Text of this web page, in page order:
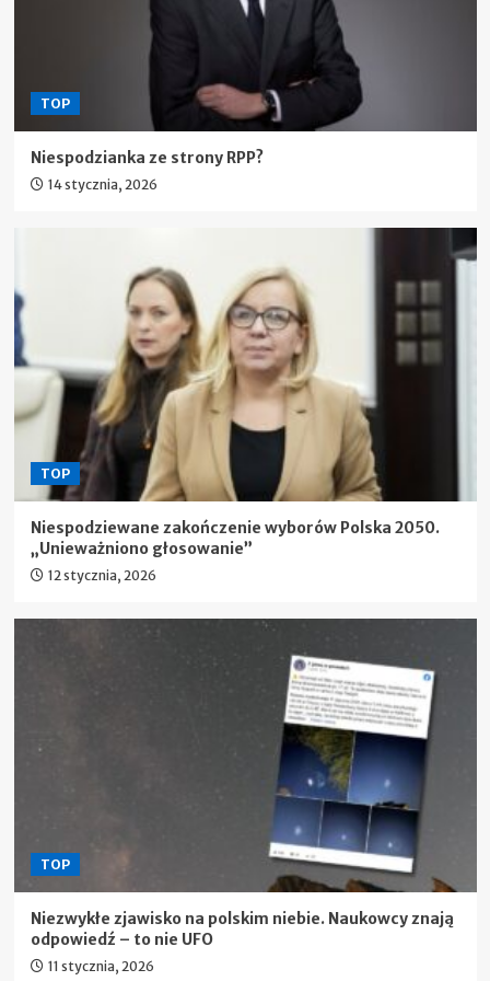
TOP
Niespodzianka ze strony RPP?
14 stycznia, 2026
TOP
Niespodziewane zakończenie wyborów Polska 2050.
„Unieważniono głosowanie”
12 stycznia, 2026
TOP
Niezwykłe zjawisko na polskim niebie. Naukowcy znają
odpowiedź – to nie UFO
11 stycznia, 2026